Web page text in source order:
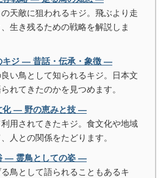
天敵に狙われるキジ。飛ぶより走
生き残るための戦略を解説しま
キジ ― 昔話・伝承・象徴 ―
い鳥として知られるキジ。日本文
れてきたのかを見つめます。
化 ― 野の恵みと技 ―
用されてきたキジ。食文化や地域
人との関係をたどります。
― 霊鳥としての姿 ―
鳥として語られることもあるキ